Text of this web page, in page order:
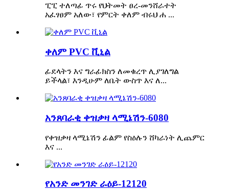
ፒፒ ተለጣፊ ጥሩ የህትመት ፀረ-መንሸራተት
አፈፃፀም አለው፣ የምርት ቀለም ብሩህ ሐ ...
ቀለም PVC ቪኒል
ፊደላትን እና ግራፊክስን ለመቁረጥ ሊያገለግል
ይችላል፣ እንዲሁም ለቤት ውስጥ እና ለ...
አንጸባራቂ ቀዝቃዛ ላሚኔሽን-6080
የቀዝቃዛ ላሚኔሽን ፊልም የስዕሉን ሸካራነት ሊጨምር
እና ...
የአንድ መንገድ ራዕይ-12120